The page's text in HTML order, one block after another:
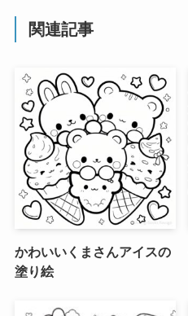
関連記事
かわいいくまさんアイスの
塗り絵